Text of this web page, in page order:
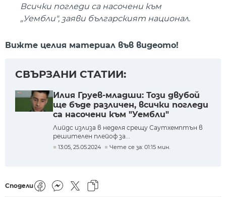
Всички погледи са насочени към
„Уембли", заяви българският национал.
Вижте целия материал във видеото!
СВЪРЗАНИ СТАТИИ:
Илия Груев-младши: Този двубой
ще бъде различен, всички погледи
са насочени към "Уембли"
Лийдс излиза в неделя срещу Саутхемптън в
решителен плейоф за...
13:05, 25.05.2024 Чете се за: 01:15 мин.
Сподели